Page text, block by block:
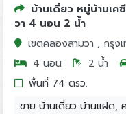
บ้านเดี่ยว หมู่บ้านเ
วา 4 นอน 2 น้ำ
เขตคลองสามวา , กรุง
4 นอน
2 น้ำ
พื้นที่ 74 ตรว.
ขาย บ้านเดี่ยว บ้านแฝด,